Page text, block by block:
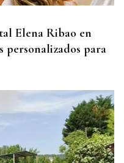
Elena Ribao en
personalizados para